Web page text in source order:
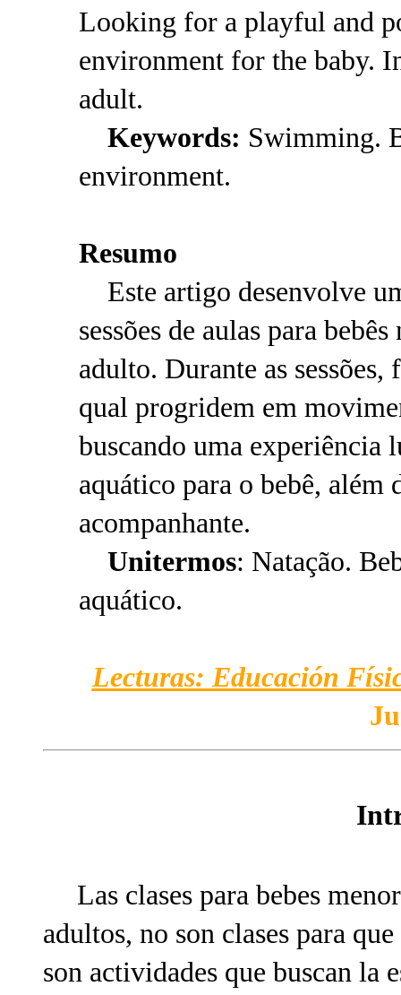
Looking for a playful and
environment for the baby.
adult.
Keywords: Swimming.
environment.
Resumo
Este artigo desenvolve
sessões de aulas para
adulto. Durante as
qual progridem em
buscando uma experiência
aquático para o bebê,
acompanhante.
Unitermos: Natação.
aquático.
Lecturas: Educación
Las clases para bebes
adultos, no son clases para
son actividades que buscan